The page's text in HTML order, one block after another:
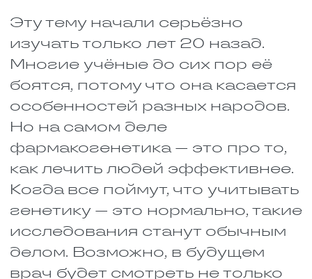
вместе они угнетают дыхание
вдвойне. Человек может
просто перестать дышать во
сне или впасть в кому. Это
сочетания никогда не
назначают.
Витамин В1 и витамин В12.
может пойти не так? Но и
здесь есть подвох. У
некоторых людей эта пара
вызывает сильнейшую
аллергию. От сыпи до отёка
Квинке, когда опухает горло и
человек не может дышать.
Поэтому даже витамины
нельзя принимать горстями,